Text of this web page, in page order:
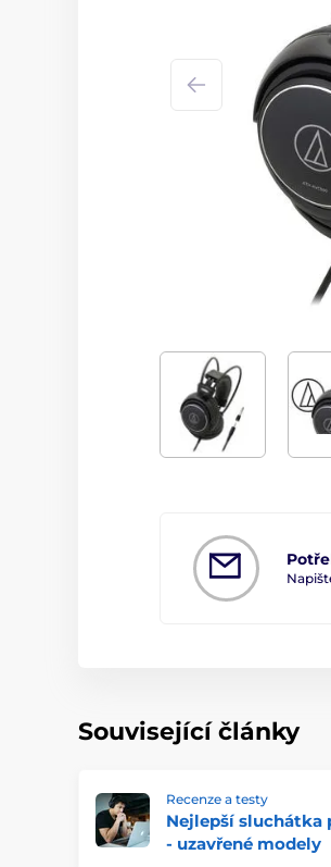
Související články
Recenze a testy
Nejlepší sluchátka
- uzavřené modely